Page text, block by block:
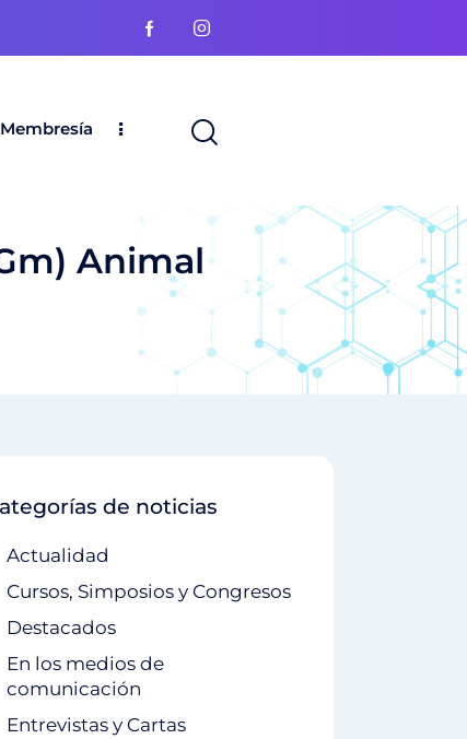
Membresía
Animal
de noticias
Actualidad
Cursos, Simposios y Congresos
Destacados
En los medios de
comunicación
Entrevistas y Cartas